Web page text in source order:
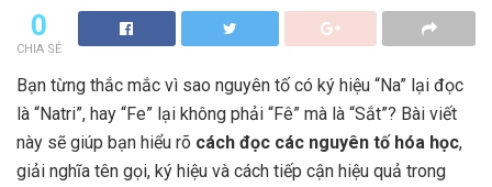
0
CHIA SẺ
Bạn từng thắc mắc vì sao nguyên tố có ký hiệu “Na” lại đọc
là “Natri”, hay “Fe” lại không phải “Fê” mà là “Sắt”? Bài viết
này sẽ giúp bạn hiểu rõ cách đọc các nguyên tố hóa học,
giải nghĩa tên gọi, ký hiệu và cách tiếp cận hiệu quả trong